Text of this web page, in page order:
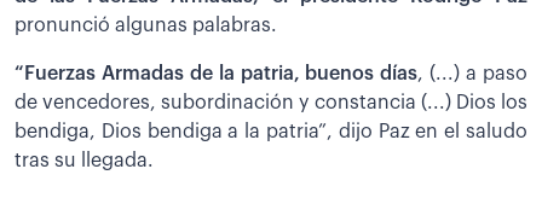
pronunció algunas palabras.
“Fuerzas Armadas de la patria, buenos días, (...) a paso
de vencedores, subordinación y constancia (...) Dios los
bendiga, Dios bendiga a la patria”, dijo Paz en el saludo
tras su llegada.